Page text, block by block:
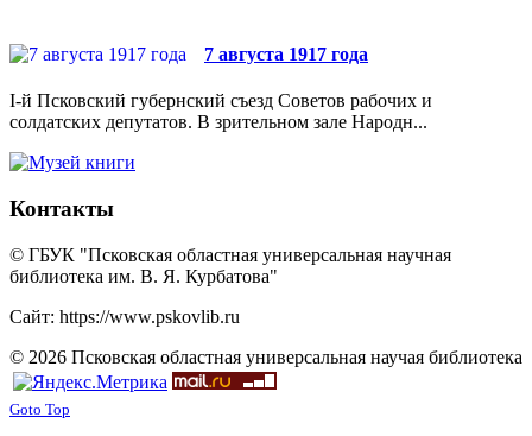
7 августа 1917 года
I-й Псковский губернский съезд Советов рабочих и
солдатских депутатов. В зрительном зале Народн...
Контакты
© ГБУК "Псковская областная универсальная научная
библиотека им. В. Я. Курбатова"
Сайт: https://www.pskovlib.ru
© 2026 Псковская областная универсальная научая библиотека
Goto Top